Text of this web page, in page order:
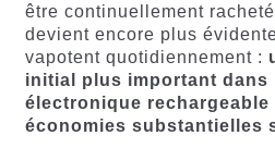
être continuellement
devient encore plus
vapotent quotidiennement :
initial plus important dans
électronique
économies substantielles